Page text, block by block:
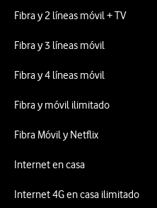
Fibra y 2 líneas móvil + TV
Fibra y 3 líneas móvil
Fibra y 4 líneas móvil
Fibra y móvil ilimitado
Fibra Móvil y Netflix
Internet en casa
Internet 4G en casa ilimitado